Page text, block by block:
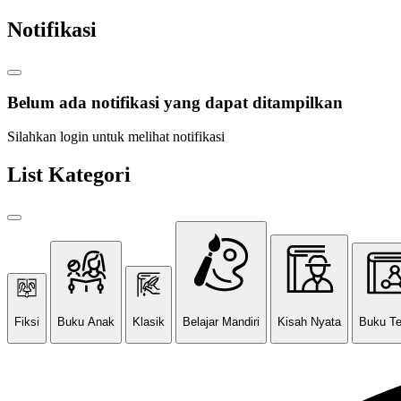
Notifikasi
Belum ada notifikasi yang dapat ditampilkan
Silahkan login untuk melihat notifikasi
List Kategori
Fiksi Buku Anak Klasik Belajar Mandiri Kisah Nyata Buku